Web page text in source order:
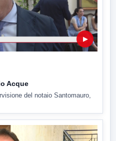
▶
Acque
del notaio Santomauro,